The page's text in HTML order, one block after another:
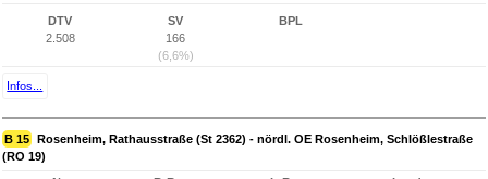
DTV
2.508
SV
166
(6,6%)
BPL
Infos...
B 15 Rosenheim, Rathausstraße (St 2362) - nördl. OE Rosenheim, Schlößlestraße
(RO 19)